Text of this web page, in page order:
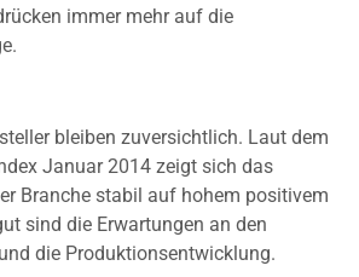
immer mehr auf die
bleiben zuversichtlich. Laut dem
Januar 2014 zeigt sich das
Branche stabil auf hohem positivem
sind die Erwartungen an den
die Produktionsentwicklung.